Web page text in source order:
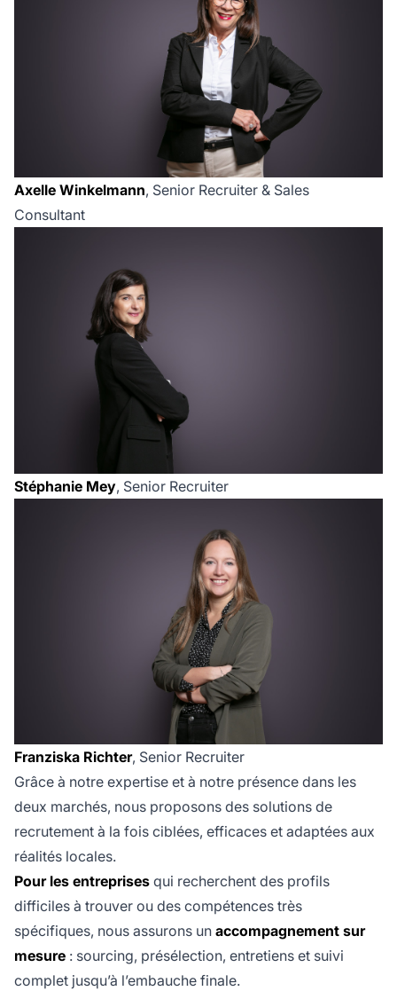
Axelle Winkelmann, Senior Recruiter & Sales
Consultant
Stéphanie Mey, Senior Recruiter
Franziska Richter, Senior Recruiter
Grâce à notre expertise et à notre présence dans les
deux marchés, nous proposons des solutions de
recrutement à la fois ciblées, efficaces et adaptées aux
réalités locales.
Pour les entreprises qui recherchent des profils
difficiles à trouver ou des compétences très
spécifiques, nous assurons un accompagnement sur
mesure : sourcing, présélection, entretiens et suivi
complet jusqu’à l’embauche finale.